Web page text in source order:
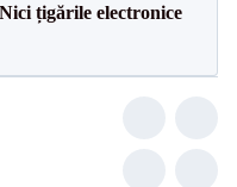
țigările electronice